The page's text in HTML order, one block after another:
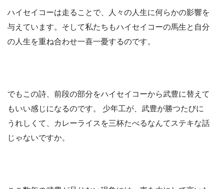
ハイセイコーは走ることで、人々の人生に何らかの影響を
与えています。そして私たちもハイセイコーの馬生と自分
の人生を重ね合わせ一喜一憂するのです。
でもこの詩、前段の部分をハイセイコーから武豊に替えて
もいい感じになるのです。 少年工が、武豊が勝つたびに
うれしくて、カレーライスを三杯たべるなんてステキな話
じゃないですか。